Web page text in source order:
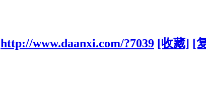
http://www.daanxi.com/?7039 [收藏] [